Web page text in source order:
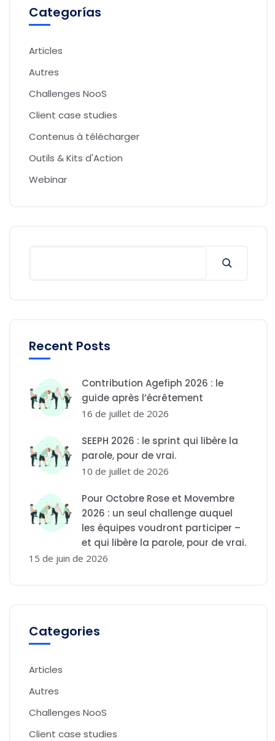
Categorías
Articles
Autres
Challenges NooS
Client case studies
Contenus à télécharger
Outils & Kits d'Action
Webinar
Recent Posts
Contribution Agefiph 2026 : le
guide après l’écrêtement
16 de juillet de 2026
SEEPH 2026 : le sprint qui libère la
parole, pour de vrai.
10 de juillet de 2026
Pour Octobre Rose et Movembre
2026 : un seul challenge auquel
les équipes voudront participer –
et qui libère la parole, pour de vrai.
15 de juin de 2026
Categories
Articles
Autres
Challenges NooS
Client case studies